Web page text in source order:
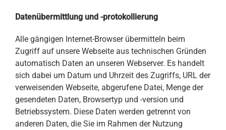
Datenübermittlung und -protokollierung
Alle gängigen Internet-Browser übermitteln beim
Zugriff auf unsere Webseite aus technischen Gründen
automatisch Daten an unseren Webserver. Es handelt
sich dabei um Datum und Uhrzeit des Zugriffs, URL der
verweisenden Webseite, abgerufene Datei, Menge der
gesendeten Daten, Browsertyp und -version und
Betriebssystem. Diese Daten werden getrennt von
anderen Daten, die Sie im Rahmen der Nutzung